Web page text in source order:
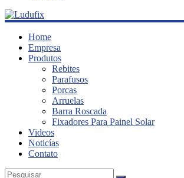
Ludufix
Fixadores
Home
Empresa
Produtos
Rebites
Parafusos
Porcas
Arruelas
Barra Roscada
Fixadores Para Painel Solar
Videos
Noticías
Contato